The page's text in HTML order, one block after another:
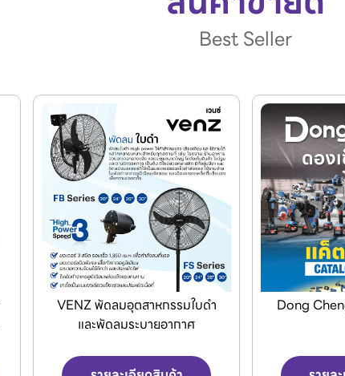
Best Seller
Dong Cheng เครื่องมือไร้สาย
Jasic เครื่อ